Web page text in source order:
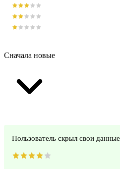
Сначала новые
Пользователь скрыл свои данные